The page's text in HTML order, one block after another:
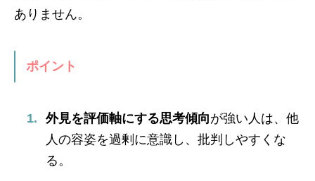
ありません。
ポイント
外見を評価軸にする思考傾向が強い人は、他
人の容姿を過剰に意識し、批判しやすくな
る。